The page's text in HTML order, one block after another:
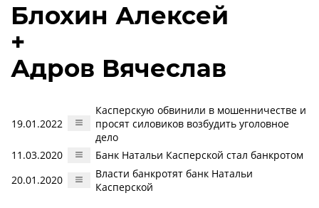
Блохин Алексей
+
Адров Вячеслав
19.01.2022
Касперскую обвинили в мошенничестве и
просят силовиков возбудить уголовное
дело
11.03.2020
Банк Натальи Касперской стал банкротом
20.01.2020
Власти банкротят банк Натальи
Касперской